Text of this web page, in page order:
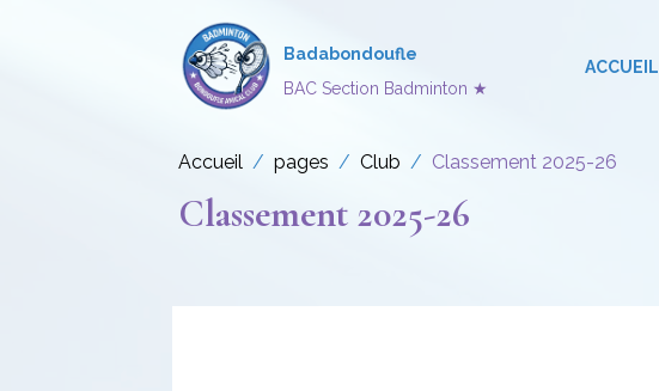
Badabondoufle
BAC Section Badminton ★
ACCUEIL
Accueil pages Club Classement 2025-26
Classement 2025-26